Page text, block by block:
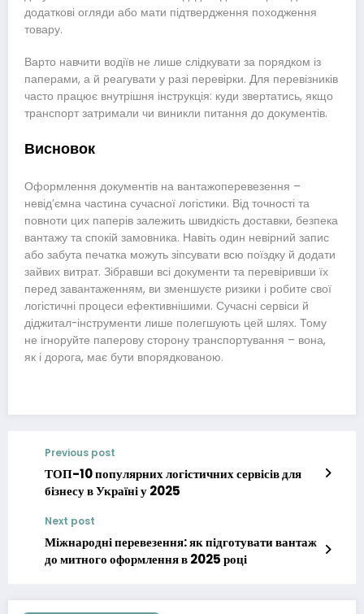
додаткові огляди або мати підтвердження походження
товару.
Варто навчити водіїв не лише слідкувати за порядком із
паперами, а й реагувати у разі перевірки. Для перевізників
часто працює внутрішня інструкція: куди звертатись, якщо
транспорт затримали чи виникли питання до документів.
Висновок
Оформлення документів на вантажоперевезення –
невід’ємна частина сучасної логістики. Від точності та
повноти цих паперів залежить швидкість доставки, безпека
вантажу та спокій замовника. Навіть один невірний запис
або забута печатка можуть зіпсувати всю поїздку й додати
зайвих витрат. Зібравши всі документи та перевіривши їх
перед завантаженням, ви зменшуєте ризики і робите свої
логістичні процеси ефективнішими. Сучасні сервіси й
діджитал-інструменти лише полегшують цей шлях. Тому
не ігноруйте паперову сторону транспортування – вона,
як і дорога, має бути впорядкованою.
Previous post
ТОП-10 популярних логістичних сервісів для
бізнесу в Україні у 2025
Next post
Міжнародні перевезення: як підготувати вантаж
до митного оформлення в 2025 році